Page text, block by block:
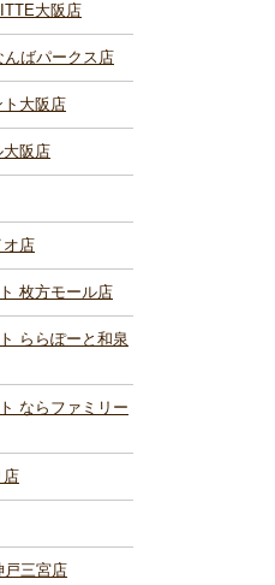
大阪店
ばパークス店
大阪店
阪店
オ店
枚方モール店
ららぽーと和泉
ならファミリー
店
戸三宮店